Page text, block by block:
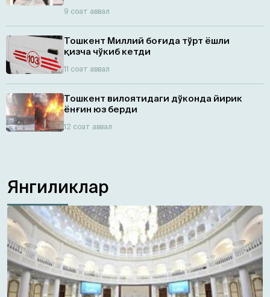
9 соат аввал
Тошкент Миллий боғида тўрт ёшли
қизча чўкиб кетди
11 соат аввал
Тошкент вилоятидаги дўконда йирик
ёнғин юз берди
12 соат аввал
Янгиликлар